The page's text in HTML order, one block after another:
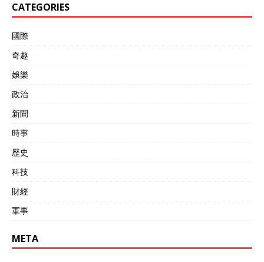
CATEGORIES
國際
奇趣
娛樂
政治
新聞
時事
歷史
科技
財經
軍事
META